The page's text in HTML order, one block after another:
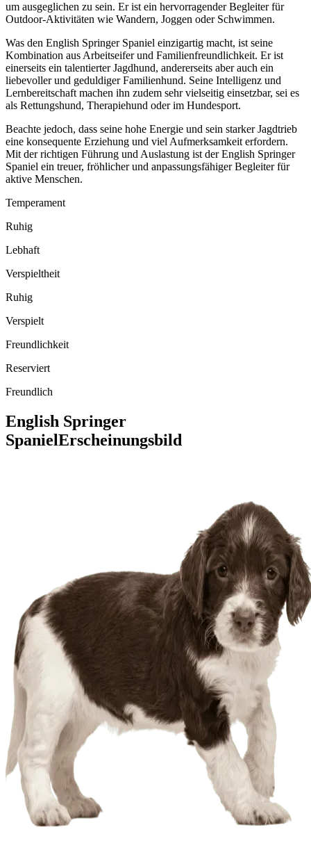
um ausgeglichen zu sein. Er ist ein hervorragender Begleiter für
Outdoor-Aktivitäten wie Wandern, Joggen oder Schwimmen.
Was den English Springer Spaniel einzigartig macht, ist seine
Kombination aus Arbeitseifer und Familienfreundlichkeit. Er ist
einerseits ein talentierter Jagdhund, andererseits aber auch ein
liebevoller und geduldiger Familienhund. Seine Intelligenz und
Lernbereitschaft machen ihn zudem sehr vielseitig einsetzbar, sei es
als Rettungshund, Therapiehund oder im Hundesport.
Beachte jedoch, dass seine hohe Energie und sein starker Jagdtrieb
eine konsequente Erziehung und viel Aufmerksamkeit erfordern.
Mit der richtigen Führung und Auslastung ist der English Springer
Spaniel ein treuer, fröhlicher und anpassungsfähiger Begleiter für
aktive Menschen.
Temperament
Ruhig
Lebhaft
Verspieltheit
Ruhig
Verspielt
Freundlichkeit
Reserviert
Freundlich
English Springer
SpanielErscheinungsbild